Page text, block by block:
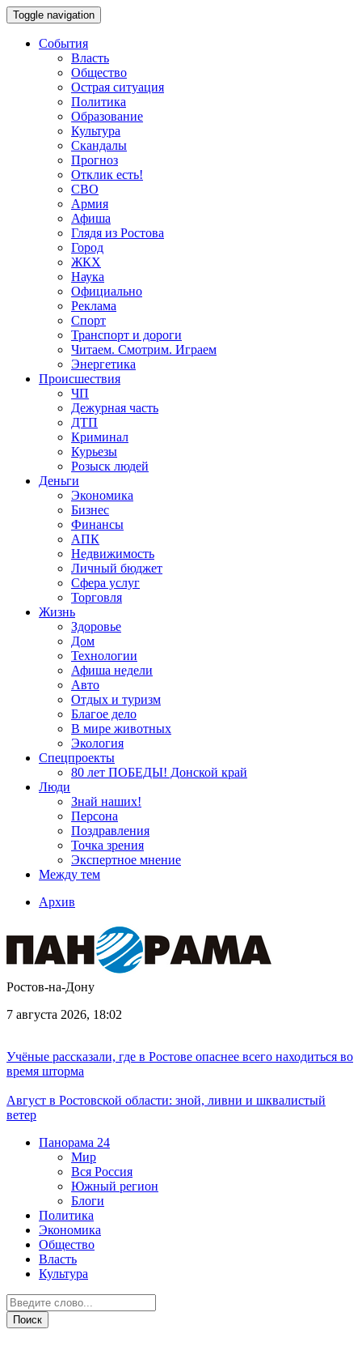
Toggle navigation
События
Власть
Общество
Острая ситуация
Политика
Образование
Культура
Скандалы
Прогноз
Отклик есть!
СВО
Армия
Афиша
Глядя из Ростова
Город
ЖКХ
Наука
Официально
Реклама
Спорт
Транспорт и дороги
Читаем. Смотрим. Играем
Энергетика
Происшествия
ЧП
Дежурная часть
ДТП
Криминал
Курьезы
Розыск людей
Деньги
Экономика
Бизнес
Финансы
АПК
Недвижимость
Личный бюджет
Сфера услуг
Торговля
Жизнь
Здоровье
Дом
Технологии
Афиша недели
Авто
Отдых и туризм
Благое дело
В мире животных
Экология
Спецпроекты
80 лет ПОБЕДЫ! Донской край
Люди
Знай наших!
Персона
Поздравления
Точка зрения
Экспертное мнение
Между тем
Архив
Ростов-на-Дону
7 августа 2026, 18:02
Учёные рассказали, где в Ростове опаснее всего находиться во
время шторма
Август в Ростовской области: зной, ливни и шквалистый
ветер
Панорама 24
Мир
Вся Россия
Южный регион
Блоги
Политика
Экономика
Общество
Власть
Культура